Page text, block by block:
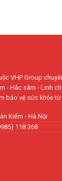
VHP Group
- Hắc sâm - Linh
bảo vệ sức khỏe từ
Kiếm - Hà Nội
118 368